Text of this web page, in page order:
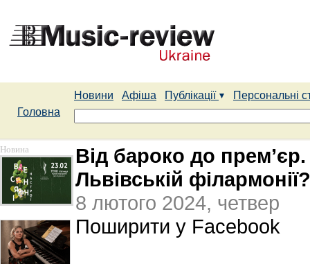
Новини Афіша Публікації
Персональні
Головна
Новина
Від бароко до
Львівській філармонії?
8 лютого 2024, четвер
Поширити у Facebook